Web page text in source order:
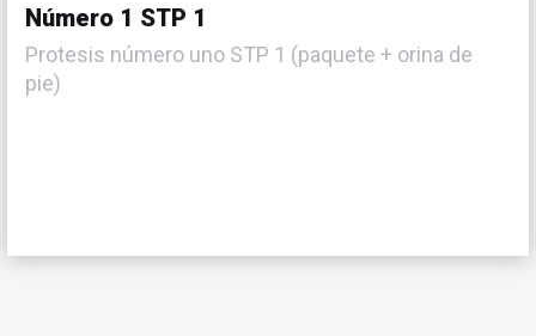
Número 1 STP 1
Protesis número uno STP 1 (paquete + orina de
pie)